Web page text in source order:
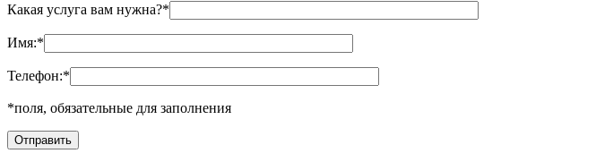
Какая услуга вам нужна?*
Имя:*
Телефон:*
*поля, обязательные для заполнения